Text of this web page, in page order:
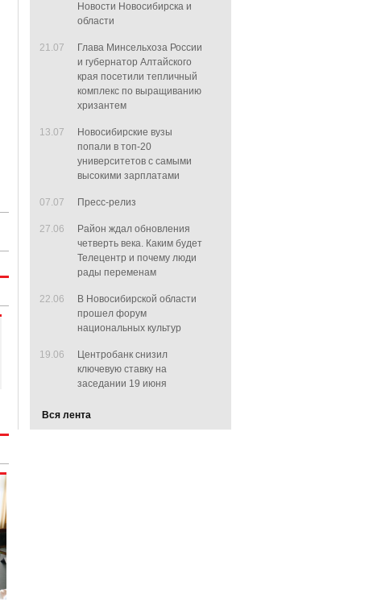
Новости Новосибирска и
области
21.07
Глава Минсельхоза России
и губернатор Алтайского
края посетили тепличный
комплекс по выращиванию
хризантем
13.07
Новосибирские вузы
попали в топ-20
университетов с самыми
высокими зарплатами
07.07 Пресс-релиз
27.06
Район ждал обновления
четверть века. Каким будет
Телецентр и почему люди
рады переменам
22.06
В Новосибирской области
прошел форум
национальных культур
19.06
Центробанк снизил
ключевую ставку на
заседании 19 июня
Вся лента